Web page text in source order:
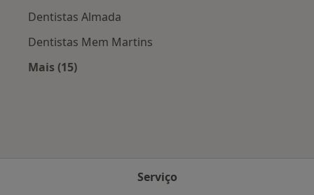
Dentistas Almada
Dentistas Mem Martins
Mais (15)
Serviço